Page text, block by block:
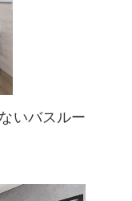
いバスルー